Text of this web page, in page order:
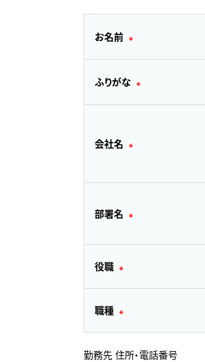
お名前 ※
ふりがな ※
会社名 ※
部署名 ※
役職 ※
職種 ※
勤務先 住所・電話番号